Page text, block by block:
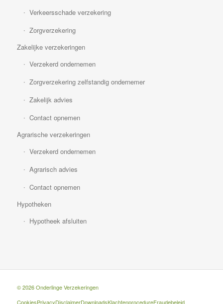
Verkeersschade verzekering
Zorgverzekering
Zakelijke verzekeringen
Verzekerd ondernemen
Zorgverzekering zelfstandig ondernemer
Zakelijk advies
Contact opnemen
Agrarische verzekeringen
Verzekerd ondernemen
Agrarisch advies
Contact opnemen
Hypotheken
Hypotheek afsluiten
© 2026 Onderlinge Verzekeringen
CookiesPrivacyDisclaimerDownloadsKlachtenprocedureFraudebeleid